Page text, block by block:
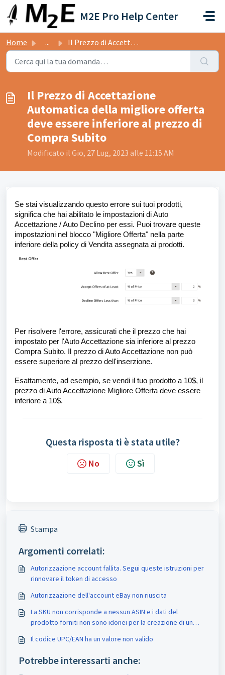
Salta al contenuto principale
M2E Pro Help Center
Home ... Il Prezzo di Accettazione Automatica della migliore offer...
Il Prezzo di Accettazione
Automatica della migliore offerta
deve essere inferiore al prezzo di
Compra Subito
Modificato il Gio, 27 Lug, 2023 alle 11:15 AM
Se stai visualizzando questo errore sui tuoi prodotti,
significa che hai abilitato le impostazioni di Auto
Accettazione / Auto Declino per essi. Puoi trovare queste
impostazioni nel blocco "Migliore Offerta" nella parte
inferiore della policy di Vendita assegnata ai prodotti.
Per risolvere l'errore, assicurati che il prezzo che hai
impostato per l'Auto Accettazione sia inferiore al prezzo
Compra Subito. Il prezzo di Auto Accettazione non può
essere superiore al prezzo dell'inserzione.
Esattamente, ad esempio, se vendi il tuo prodotto a 10$, il
prezzo di Auto Accettazione Migliore Offerta deve essere
inferiore a 10$.
Questa risposta ti è stata utile?
No Sì
Stampa
Argomenti correlati:
Autorizzazione account fallita. Segui queste istruzioni per
rinnovare il token di accesso
Autorizzazione dell'account eBay non riuscita
La SKU non corrisponde a nessun ASIN e i dati del
prodotto forniti non sono idonei per la creazione di un
Il codice UPC/EAN ha un valore non valido
Potrebbe interessarti anche: